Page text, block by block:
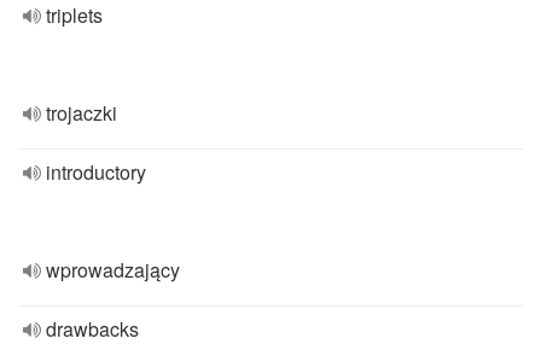
triplets
trojaczki
introductory
wprowadzający
drawbacks